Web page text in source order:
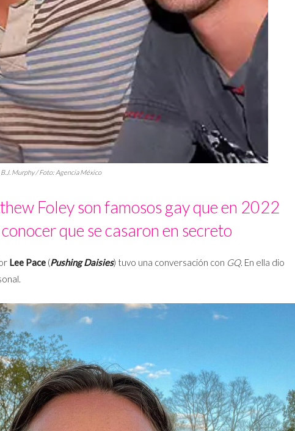
Murphy / Foto: Agencia México
Foley son famosos gay que en 2022
que se casaron en secreto
Lee Pace (Pushing Daisies) tuvo una conversación con GQ. En ella dio